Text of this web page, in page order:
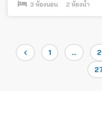
3 ห้องนอน 2 ห้องน้ำ
Posts
pagination
Page
1 …